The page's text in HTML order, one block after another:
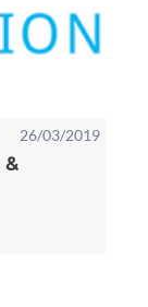
26/03/2019
&